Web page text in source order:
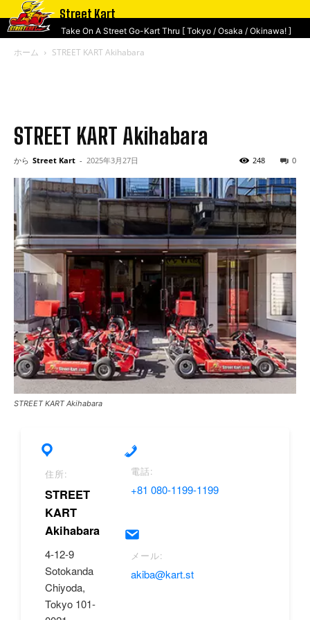
Street Kart
Take On A Street Go-Kart Thru [ Tokyo / Osaka / Okinawa! ]
ホーム STREET KART Akihabara
STREET KART Akihabara
から Street Kart - 2025年3月27日 0
248
STREET KART Akihabara
住所:
STREET
KART
Akihabara
4-12-9
Sotokanda
Chiyoda,
Tokyo 101-
電話:
+81 080-1199-1199
メール:
akiba@kart.st